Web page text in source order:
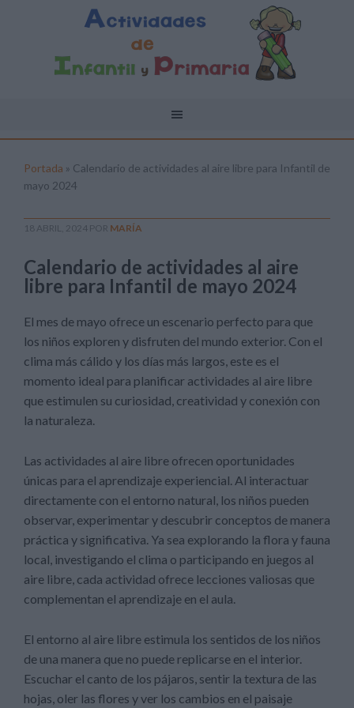
Portada » Calendario de actividades al aire libre para Infantil de
mayo 2024
18 ABRIL, 2024 POR MARÍA
Calendario de actividades al aire
libre para Infantil de mayo 2024
El mes de mayo ofrece un escenario perfecto para que
los niños exploren y disfruten del mundo exterior. Con el
clima más cálido y los días más largos, este es el
momento ideal para planificar actividades al aire libre
que estimulen su curiosidad, creatividad y conexión con
la naturaleza.
Las actividades al aire libre ofrecen oportunidades
únicas para el aprendizaje experiencial. Al interactuar
directamente con el entorno natural, los niños pueden
observar, experimentar y descubrir conceptos de manera
práctica y significativa. Ya sea explorando la flora y fauna
local, investigando el clima o participando en juegos al
aire libre, cada actividad ofrece lecciones valiosas que
complementan el aprendizaje en el aula.
El entorno al aire libre estimula los sentidos de los niños
de una manera que no puede replicarse en el interior.
Escuchar el canto de los pájaros, sentir la textura de las
hojas, oler las flores y ver los cambios en el paisaje